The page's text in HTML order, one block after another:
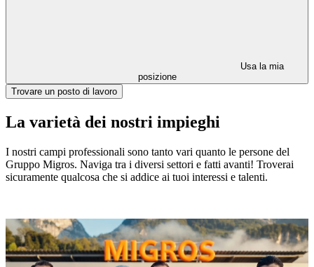
Usa la mia
posizione
Trovare un posto di lavoro
La varietà dei nostri impieghi
I nostri campi professionali sono tanto vari quanto le persone del
Gruppo Migros. Naviga tra i diversi settori e fatti avanti! Troverai
sicuramente qualcosa che si addice ai tuoi interessi e talenti.